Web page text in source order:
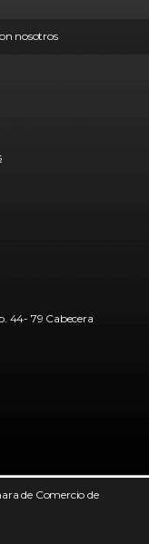
nosotros
44- 79 Cabecera
de Comercio de